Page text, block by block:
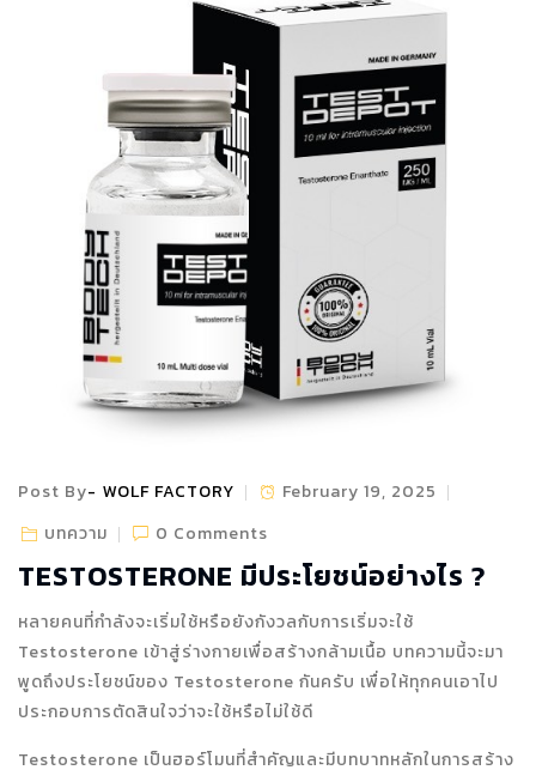
Post By WOLF FACTORY
February 19, 2025
บทความ
0 Comments
TESTOSTERONE มีประโยชน์อย่างไร ?
หลายคนที่กำลังจะเริ่มใช้หรือยังกังวลกับการเริ่มจะใช้
Testosterone เข้าสู่ร่างกายเพื่อสร้างกล้ามเนื้อ บทความนี้จะมา
พูดถึงประโยชน์ของ Testosterone กันครับ เพื่อให้ทุกคนเอาไป
ประกอบการตัดสินใจว่าจะใช้หรือไม่ใช้ดี
Testosterone เป็นฮอร์โมนที่สำคัญและมีบทบาทหลักในการสร้าง